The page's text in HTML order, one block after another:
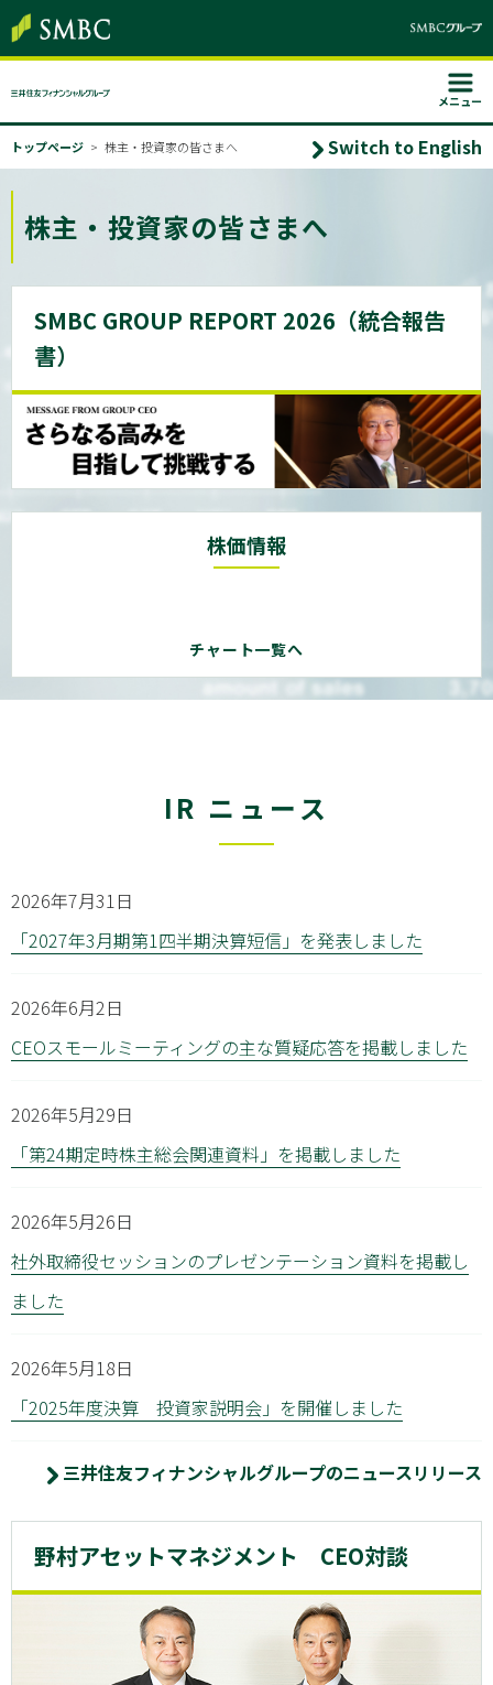
メニュー
トップページ 株主・投資家の皆さまへ Switch to English
株主・投資家の皆さまへ
SMBC GROUP REPORT 2026（統合報告
書）
株価情報
チャート一覧へ
IR ニュース
2026年7月31日
「2027年3月期第1四半期決算短信」を発表しました
2026年6月2日
CEOスモールミーティングの主な質疑応答を掲載しました
2026年5月29日
「第24期定時株主総会関連資料」を掲載しました
2026年5月26日
社外取締役セッションのプレゼンテーション資料を掲載し
ました
2026年5月18日
「2025年度決算 投資家説明会」を開催しました
三井住友フィナンシャルグループのニュースリリース
野村アセットマネジメント CEO対談